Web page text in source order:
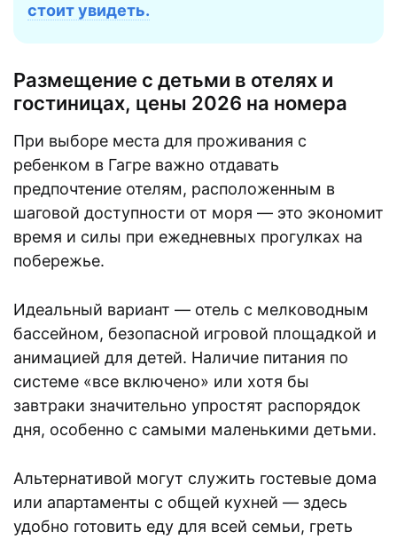
стоит увидеть.
Размещение с детьми в отелях и
гостиницах, цены 2026 на номера
При выборе места для проживания с
ребенком в Гагре важно отдавать
предпочтение отелям, расположенным в
шаговой доступности от моря — это экономит
время и силы при ежедневных прогулках на
побережье.
Идеальный вариант — отель с мелководным
бассейном, безопасной игровой площадкой и
анимацией для детей. Наличие питания по
системе «все включено» или хотя бы
завтраки значительно упростят распорядок
дня, особенно с самыми маленькими детьми.
Альтернативой могут служить гостевые дома
или апартаменты с общей кухней — здесь
удобно готовить еду для всей семьи, греть